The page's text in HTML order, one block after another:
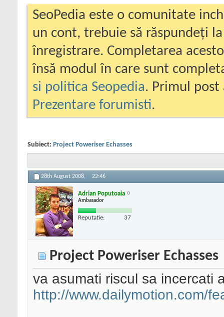
SeoPedia este o comunitate
un cont, trebuie să răspundeți
înregistrare. Completarea
însă modul în care sunt
si politica Seopedia. Primul
Prezentare forumisti.
Subiect: Project Poweriser Echasses
28th August 2008, 22:46
Adrian Poputoaia
Ambasador
Reputatie: 37
Project Poweriser Echasses
va asumati riscul sa incercati
http://www.dailymotion.com/